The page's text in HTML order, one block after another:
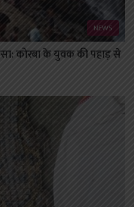
NEWS
कोरबा के युवक की पहाड़ से